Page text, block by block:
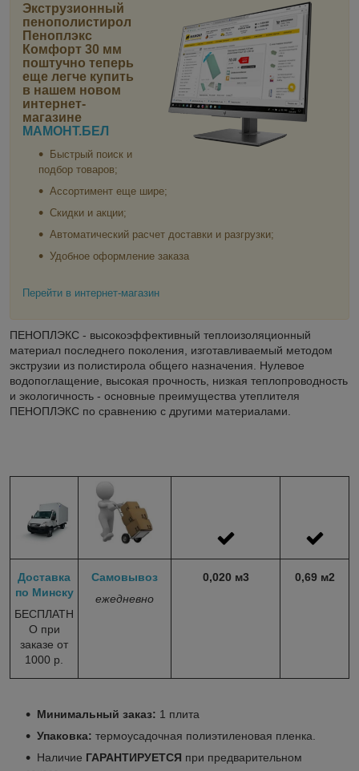
Экструзионный
пенополистирол
Пеноплэкс
Комфорт 30 мм
поштучно теперь
еще легче купить
в нашем новом
интернет-
магазине
МАМОНТ.БЕЛ
Быстрый поиск и
подбор товаров;
Ассортимент еще шире;
Скидки и акции;
Автоматический расчет доставки и разгрузки;
Удобное оформление заказа
Перейти в интернет-магазин
ПЕНОПЛЭКС - высокоэффективный теплоизоляционный
материал последнего поколения, изготавливаемый методом
экструзии из полистирола общего назначения. Нулевое
водопоглащение, высокая прочность, низкая теплопроводность
и экологичность - основные преимущества утеплителя
ПЕНОПЛЭКС по сравнению с другими материалами.
Доставка
по Минску
БЕСПЛАТН
О при
заказе от
1000 р.
Самовывоз
ежедневно
0,020 м3 0,69 м2
Минимальный заказ: 1 плита
Упаковка: термоусадочная полиэтиленовая пленка.
Наличие ГАРАНТИРУЕТСЯ при предварительном